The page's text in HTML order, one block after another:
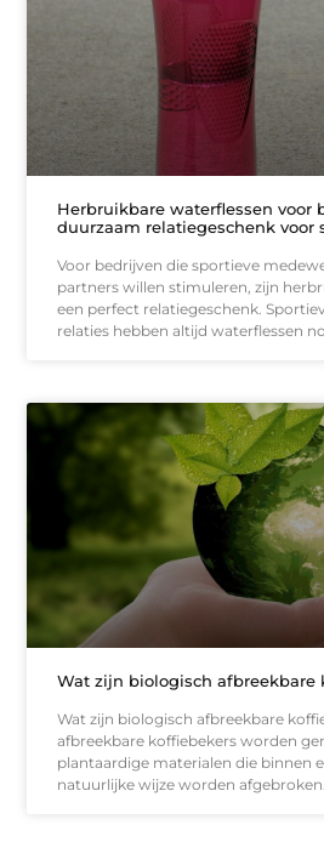
Herbruikbare waterflessen voor
duurzaam relatiegeschenk voor
Voor bedrijven die sportieve
partners willen stimuleren, zijn
een perfect relatiegeschenk.
relaties hebben altijd waterflessen
Wat zijn biologisch afbreekbare
Wat zijn biologisch afbreekbare
afbreekbare koffiebekers worden
plantaardige materialen die binnen
natuurlijke wijze worden